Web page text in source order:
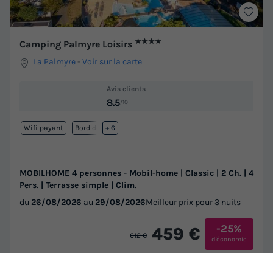
Camping Palmyre Loisirs ★★★★
La Palmyre -Voir sur la carte
Avis clients
8.5/10
Wifi payant Bord de mer
+ 6
MOBILHOME 4 personnes - Mobil-home | Classic | 2 Ch. | 4
Pers. | Terrasse simple | Clim.
du 26/08/2026 au 29/08/2026Meilleur prix pour 3 nuits
612 € 459 € -25%
d'économie